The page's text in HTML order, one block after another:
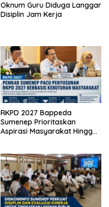
Oknum Guru Diduga Langgar
Disiplin Jam Kerja
RKPD 2027 Bappeda
Sumenep Prioritaskan
Aspirasi Masyarakat Hingga